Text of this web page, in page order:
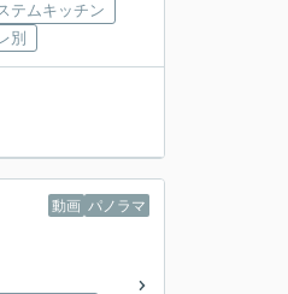
テムキッチン
別
動画 パノラマ